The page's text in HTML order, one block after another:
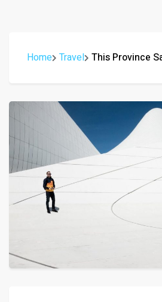
Home Travel This Province